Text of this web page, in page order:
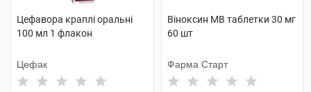
Цефавора краплі оральні
100 мл 1 флакон
Цефак
Віноксин МВ таблетки 30 мг
60 шт
Фарма Старт